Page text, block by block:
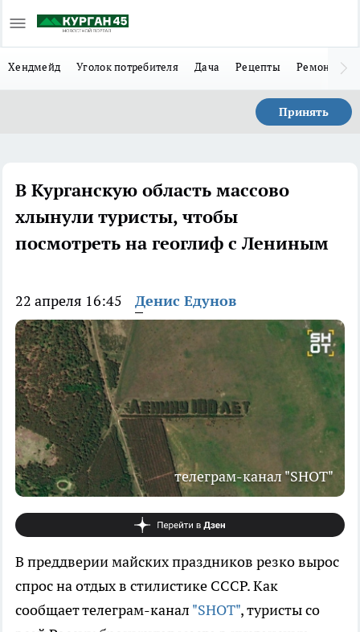
Хендмейд Уголок потребителя Дача Рецепты Ремонт
Принять
В Курганскую область массово
хлынули туристы, чтобы
посмотреть на геоглиф с Лениным
22 апреля 16:45 Денис Едунов
телеграм-канал "SHOT"
В преддверии майских праздников резко вырос
спрос на отдых в стилистике СССР. Как
сообщает телеграм-канал "SHOT", туристы со